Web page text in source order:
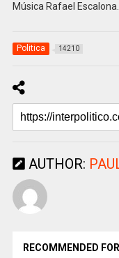
Música Rafael Escalona.
Politica 14210
AUTHOR:
RECOMMENDED